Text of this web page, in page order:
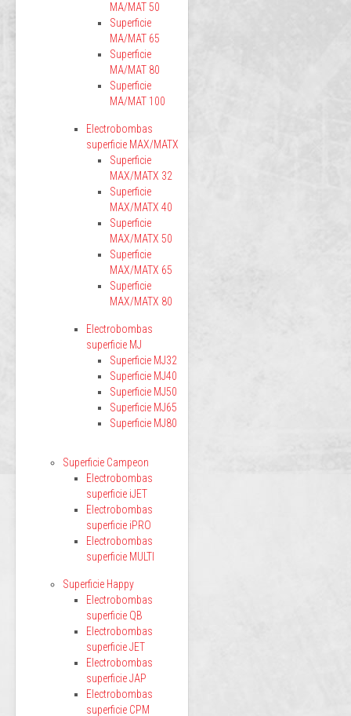
MA/MAT 50
Superficie
MA/MAT 65
Superficie
MA/MAT 80
Superficie
MA/MAT 100
Electrobombas
superficie MAX/MATX
Superficie
MAX/MATX 32
Superficie
MAX/MATX 40
Superficie
MAX/MATX 50
Superficie
MAX/MATX 65
Superficie
MAX/MATX 80
Electrobombas
superficie MJ
Superficie MJ32
Superficie MJ40
Superficie MJ50
Superficie MJ65
Superficie MJ80
Superficie Campeon
Electrobombas
superficie iJET
Electrobombas
superficie iPRO
Electrobombas
superficie MULTI
Superficie Happy
Electrobombas
superficie QB
Electrobombas
superficie JET
Electrobombas
superficie JAP
Electrobombas
superficie CPM